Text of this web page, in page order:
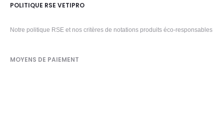
POLITIQUE RSE VETIPRO
Notre politique RSE et nos critères de notations produits éco-responsables
MOYENS DE PAIEMENT